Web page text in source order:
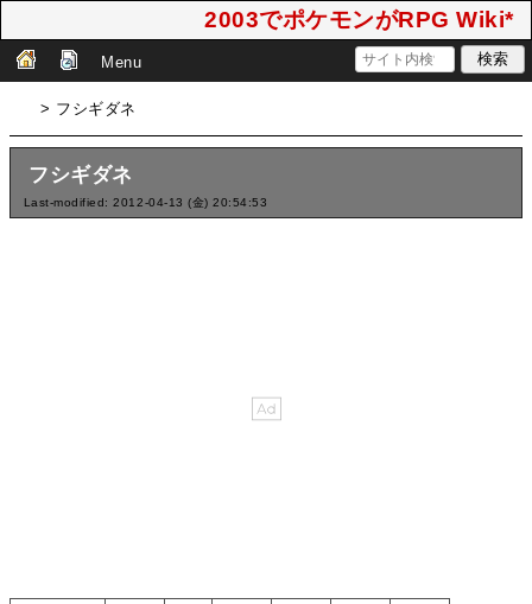
2003でポケモンがRPG Wiki*
Menu
> フシギダネ
フシギダネ
Last-modified: 2012-04-13 (金) 20:54:53